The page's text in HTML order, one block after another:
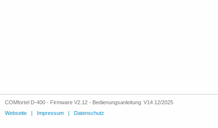
COMfortel D-400 - Firmware V2.12 - Bedienungsanleitung V14 12/2025
Webseite | Impressum | Datenschutz